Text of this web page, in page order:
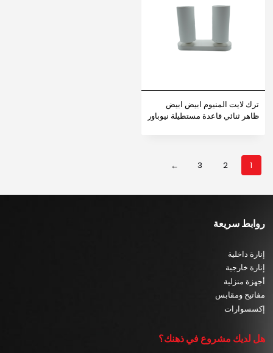
ترك لايت المنيوم ابيض ابيض
ظاهر ثنائي قاعدة مستطيلة نيوباور
1
2
3
←
روابط سريعة
إنارة داخلية
إنارة خارجية
أجهزة منزلية
مفاتيح ومقابس
إكسسوارات
هل لديك مشروع في ذهنك؟